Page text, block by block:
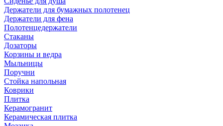
Держатели для бумажных полотенец
Держатели для фена
Полотенцедержатели
Стаканы
Дозаторы
Корзины и ведра
Мыльницы
Поручни
Стойка напольная
Коврики
Плитка
Керамогранит
Керамическая плитка